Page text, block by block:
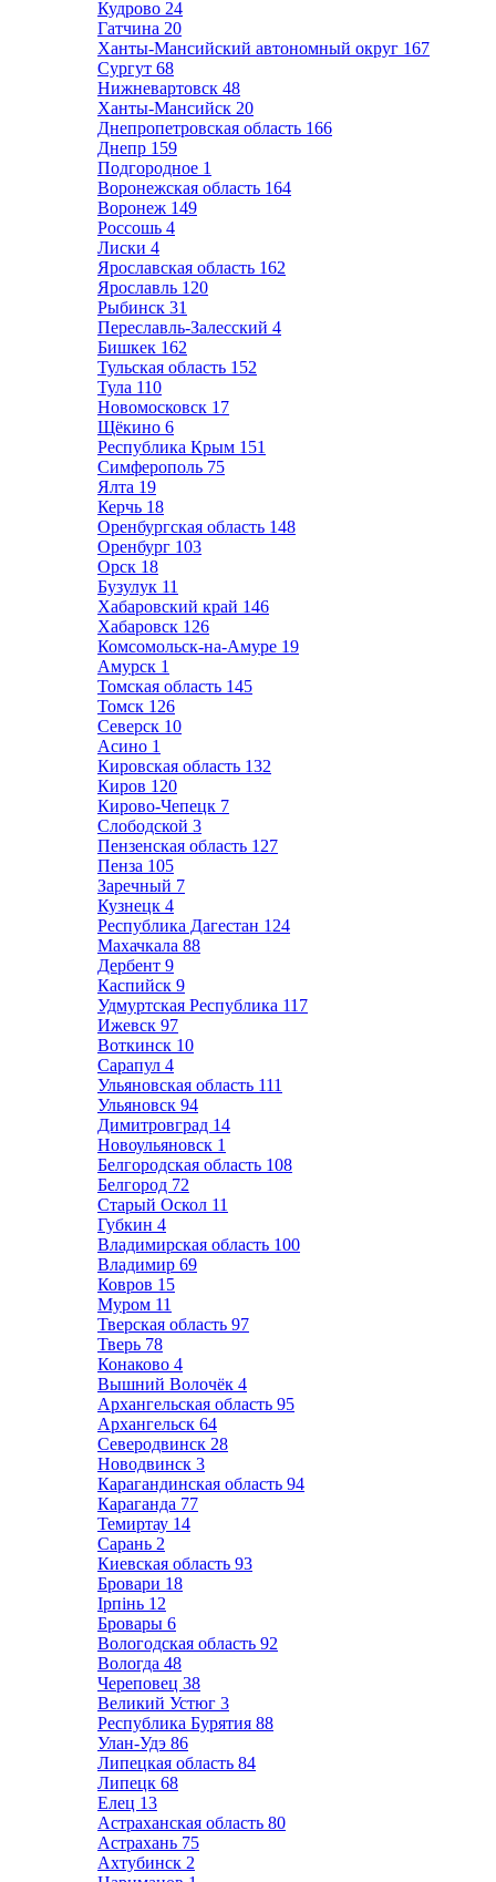
Кудрово 24
Гатчина 20
Ханты-Мансийский автономный округ 167
Сургут 68
Нижневартовск 48
Ханты-Мансийск 20
Днепропетровская область 166
Днепр 159
Подгородное 1
Воронежская область 164
Воронеж 149
Россошь 4
Лиски 4
Ярославская область 162
Ярославль 120
Рыбинск 31
Переславль-Залесский 4
Бишкек 162
Тульская область 152
Тула 110
Новомосковск 17
Щёкино 6
Республика Крым 151
Симферополь 75
Ялта 19
Керчь 18
Оренбургская область 148
Оренбург 103
Орск 18
Бузулук 11
Хабаровский край 146
Хабаровск 126
Комсомольск-на-Амуре 19
Амурск 1
Томская область 145
Томск 126
Северск 10
Асино 1
Кировская область 132
Киров 120
Кирово-Чепецк 7
Слободской 3
Пензенская область 127
Пенза 105
Заречный 7
Кузнецк 4
Республика Дагестан 124
Махачкала 88
Дербент 9
Каспийск 9
Удмуртская Республика 117
Ижевск 97
Воткинск 10
Сарапул 4
Ульяновская область 111
Ульяновск 94
Димитровград 14
Новоульяновск 1
Белгородская область 108
Белгород 72
Старый Оскол 11
Губкин 4
Владимирская область 100
Владимир 69
Ковров 15
Муром 11
Тверская область 97
Тверь 78
Конаково 4
Вышний Волочёк 4
Архангельская область 95
Архангельск 64
Северодвинск 28
Новодвинск 3
Карагандинская область 94
Караганда 77
Темиртау 14
Сарань 2
Киевская область 93
Бровари 18
Ірпінь 12
Бровары 6
Вологодская область 92
Вологда 48
Череповец 38
Великий Устюг 3
Республика Бурятия 88
Улан-Удэ 86
Липецкая область 84
Липецк 68
Елец 13
Астраханская область 80
Астрахань 75
Ахтубинск 2